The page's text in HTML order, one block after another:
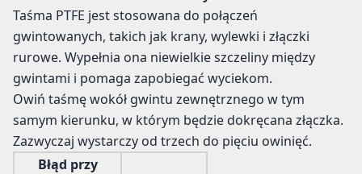
Taśma PTFE jest stosowana do połączeń
gwintowanych, takich jak krany, wylewki i złączki
rurowe. Wypełnia ona niewielkie szczeliny między
gwintami i pomaga zapobiegać wyciekom.
Owiń taśmę wokół gwintu zewnętrznego w tym
samym kierunku, w którym będzie dokręcana złączka.
Zazwyczaj wystarczy od trzech do pięciu owinięć.
Błąd przy